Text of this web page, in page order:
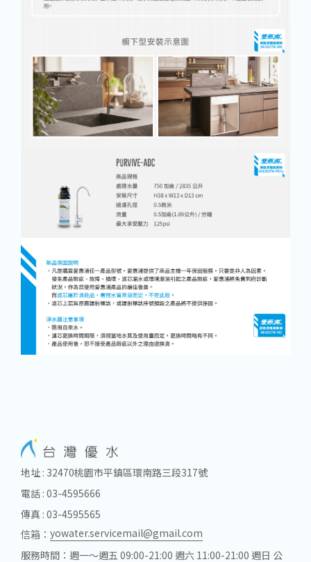
地址 : 32470桃園市平鎮區環南路三段317號
電話 : 03-4595666
傳真 : 03-4595565
信箱： yowater.servicemail@gmail.com
服務時間：週一～週五 09:00-21:00 週六 11:00-21:00 週日 公